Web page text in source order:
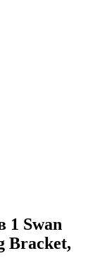
1 Swan
Bracket,